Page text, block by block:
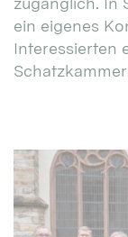
ein eigenes
Interessierten